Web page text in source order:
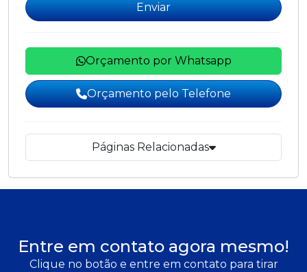
Enviar
Orçamento por Whatsapp
Orçamento pelo Telefone
Páginas Relacionadas
Entre em contato agora mesmo!
Clique no botão e entre em contato para tirar